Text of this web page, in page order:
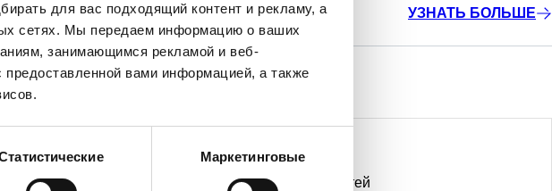
для вас подходящий контент и рекламу, а
сетях. Мы передаем информацию о ваших
занимающимся рекламой и веб-
вами информацией, а также
Маркетинговые
УЗНАТЬ БОЛЬШЕ
Материалы, готовые к использованию
От сбора образцов до анализа последовательностей